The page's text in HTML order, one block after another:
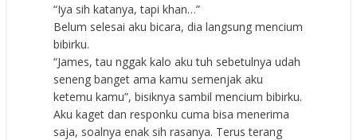
“Iya sih katanya, tapi khan…”
Belum selesai aku bicara, dia langsung mencium
bibirku.
“James, tau nggak kalo aku tuh sebetulnya udah
seneng banget ama kamu semenjak aku
ketemu kamu”, bisiknya sambil mencium bibirku.
Aku kaget dan responku cuma bisa menerima
saja, soalnya enak sih rasanya. Terus terang